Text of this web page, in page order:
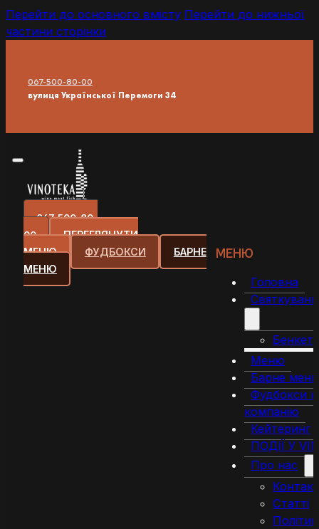
Перейти до основного вмісту Перейти до нижньої
частини сторінки
067-500-80-00
вулиця Української Перемоги 34
067-500-80-
00
ПЕРЕГЛЯНУТИ
МЕНЮ
ФУДБОКСИ
БАРНЕ
МЕНЮ
МЕНЮ
Головна
Меню
Барне
Фудбокси
компанію
Кейтеринг
ПОДІЇ У
Про нас
Статті